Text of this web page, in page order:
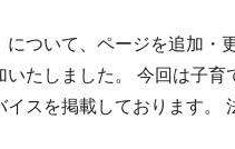
ついて、ページを追加
たしました。 今回は子
スを掲載しております